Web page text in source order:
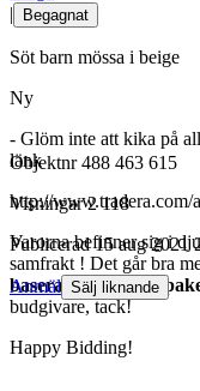
|
Begagnat
Söt barn mössa i beige
Ny
- Glöm inte att kika på
länk
http://
Varorna befinner sig i
samfrakt ! Det går bra
baserad på portot,
budgivare, tack!
Happy Bidding!
Objektnr 488 463 615
Visningar 2 118
Publicerad 15 aug 2021
Anmäl Sälj liknande